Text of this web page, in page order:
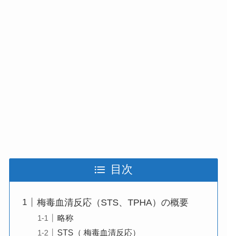
目次
梅毒血清反応（STS、TPHA）の概要
略称
STS（ 梅毒血清反応）